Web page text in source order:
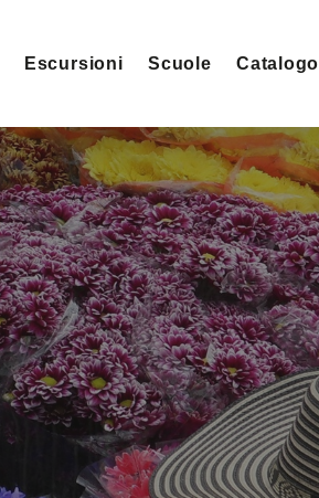
Escursioni Scuole Catalogo